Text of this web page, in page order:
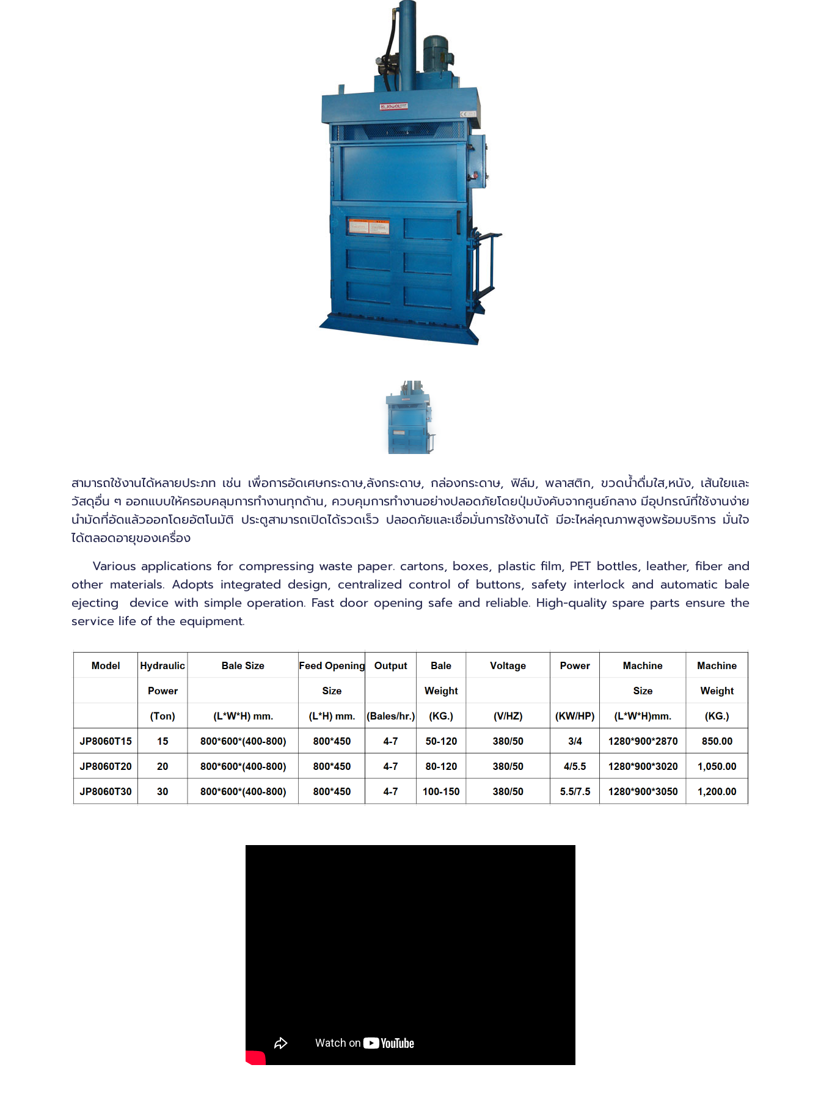
สามารถใช้งานได้หลายประภท เช่น เพื่อการอัดเศษกระดาษ,ลังกระดาษ, กล่องกระดาษ, ฟิล์ม, พลาสติก, ขวดน้ำดื่มใส,หนัง, เส้นใยและ
วัสดุอื่น ๆ ออกแบบให้ครอบคลุมการทำงานทุกด้าน, ควบคุมการทำงานอย่างปลอดภัยโดยปุ่มบังคับจากศูนย์กลาง มีอุปกรณ์ที่ใช้งานง่าย
นำมัดที่อัดแล้วออกโดยอัตโนมัติ ประตูสามารถเปิดได้รวดเร็ว ปลอดภัยและเชื่อมั่นการใช้งานได้ มีอะไหล่คุณภาพสูงพร้อมบริการ มั่นใจ
ได้ตลอดอายุของเครื่อง
Various applications for compressing waste paper. cartons, boxes, plastic film, PET bottles, leather, fiber and
other materials. Adopts integrated design, centralized control of buttons, safety interlock and automatic bale
ejecting device with simple operation. Fast door opening safe and reliable. High-quality spare parts ensure the
service life of the equipment.